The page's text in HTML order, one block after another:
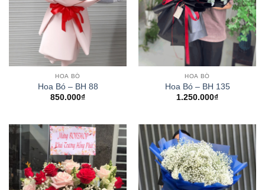
HOA BÓ
Hoa Bó – BH 88
850.000₫
HOA BÓ
Hoa Bó – BH 135
1.250.000₫